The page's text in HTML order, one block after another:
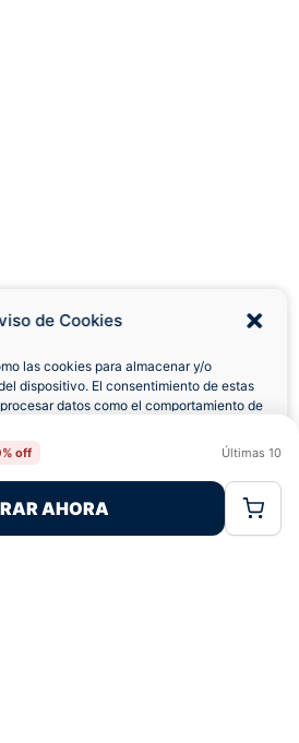
de Cookies
las cookies para almacenar y/o
dispositivo. El consentimiento de estas
datos como el comportamiento de
afectar negativamente a ciertas
de Privacidad
off Últimas 10
AHORA
Devolución 7 Días
Ofertas Sin Límites